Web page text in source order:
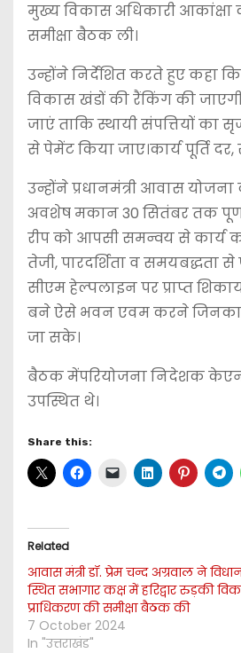
मुख्य विकास अधिकारी
समीक्षा बैठक ली।
उन्होंने निर्देशित करते हुए कहा
विकास खंडों की रैंकिंग की
जाएं ताकि स्थायी संपत्तियों
से पेमेंट किया जाए।कार्य पूर्ति
उन्होंने प्रधानमंत्री आवास
अवशेष मकान 30 सितंबर तक
रीप को आपसी समन्वय से कार्य
तेजी, पारदर्शिता व समयबद्धता
सीएम हेल्पलाइन पर प्राप्त
बने ऐसे भवन एवम करने जिनका
जा सके।
बैठक मेंपरियोजना निदेशक केएन
उपस्थित थे।
Share this:
Related
आवास मंत्री डॉ. प्रेम चन्द अग्रवाल ने
स्थित सभागार कक्ष में हरिद्वार रुड़की
प्राधिकरण की समीक्षा बैठक की
7 October 2024
In "उत्तराखंड"